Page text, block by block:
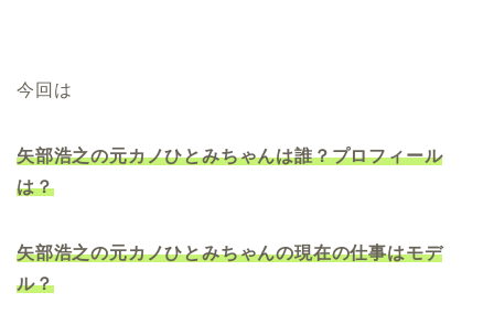
今回は
矢部浩之の元カノひとみちゃんは誰？プロフィール
は？
矢部浩之の元カノひとみちゃんの現在の仕事はモデ
ル？